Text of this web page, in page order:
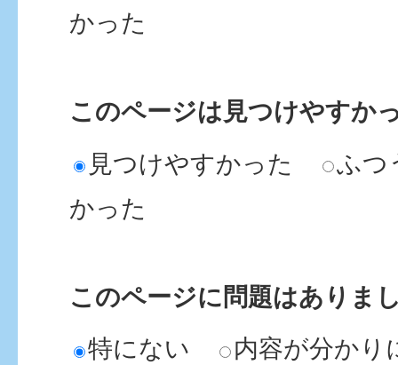
かった
このページは見つけやすか
見つけやすかった
ふつ
かった
このページに問題はありま
特にない
内容が分かり